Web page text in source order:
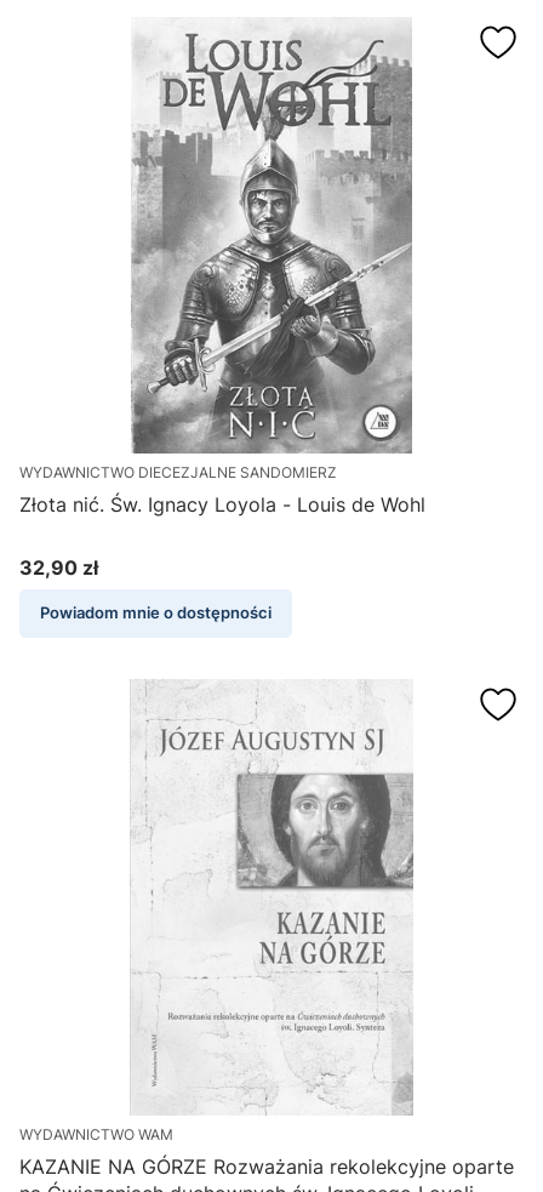
WYDAWNICTWO DIECEZJALNE SANDOMIERZ
Złota nić. Św. Ignacy Loyola - Louis de Wohl
Cena
32,90 zł
Powiadom mnie o dostępności
WYDAWNICTWO WAM
KAZANIE NA GÓRZE Rozważania rekolekcyjne oparte